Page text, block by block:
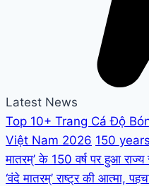
Latest News
Top 10+ Trang Cá Độ
Việt Nam 2026 150
मातरम्’ के 150 वर्ष पर हुआ
‘वंदे मातरम्’ राष्ट्र की आत्मा,